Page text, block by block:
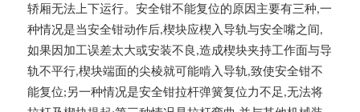
轿厢无法上下运行。安全钳不能复位的原因主要有三种,一
种情况是当安全钳动作后,楔块应楔入导轨与安全嘴之间,
如果因加工误差太大或安装不良 ,造成楔块夹持工作面与导
轨不平行,楔块端面的尖棱就可能啃入导轨 ,致使安全钳不
能复位; 另一种情况是安全钳拉杆弹簧复位力不足 ,无法将